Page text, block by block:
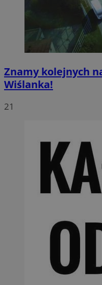
Znamy kolejnych
Wiślanka!
21